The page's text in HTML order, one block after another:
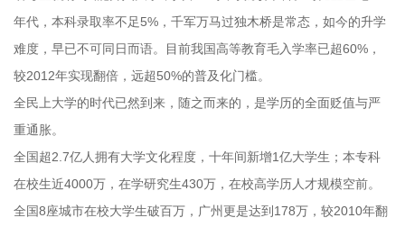
年代，本科录取率不足5%，千军万马过独木桥是常态，如今的升学
难度，早已不可同日而语。目前我国高等教育毛入学率已超60%，
较2012年实现翻倍，远超50%的普及化门槛。
全民上大学的时代已然到来，随之而来的，是学历的全面贬值与严
重通胀。
全国超2.7亿人拥有大学文化程度，十年间新增1亿大学生；本专科
在校生近4000万，在学研究生430万，在校高学历人才规模空前。
全国8座城市在校大学生破百万，广州更是达到178万，较2010年翻